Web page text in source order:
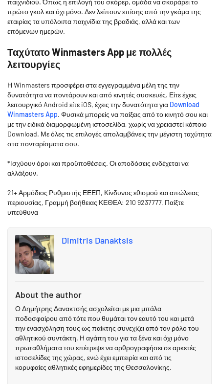
παιχνιδιού. Όπως η επιλογή του σκόρερ, ομάδα να σκοράρει το
πρώτο γκολ και όχι μόνο. Δεν λείπουν επίσης από την γκάμα της
εταιρίας τα υπόλοιπα παιχνίδια της βραδιάς, αλλά και των
επόμενων ημερών.
Ταχύτατο Winmasters App με πολλές
λειτουργίες
Η Winmasters προσφέρει στα εγγεγραμμένα μέλη της την
δυνατότητα να ποντάρουν και από κινητές συσκευές. Είτε έχεις
λειτουργικό Android είτε iOS, έχεις την δυνατότητα για Download
Winmasters App. Φυσικά μπορείς να παίξεις από το κινητό σου και
με την ειδικά διαμορφωμένη ιστοσελίδα, χωρίς να χρειαστεί κάποιο
Download. Με όλες τις επιλογές απολαμβάνεις την μέγιστη ταχύτητα
στα πονταρίσματα σου.
*Iσχύουν όροι και προϋποθέσεις. Οι αποδόσεις ενδέχεται να
αλλάξουν.
21+ Αρμόδιος Ρυθμιστής ΕΕΕΠ, Κίνδυνος εθισμού και απώλειας
περιουσίας, Γραμμή βοήθειας ΚΕΘΕΑ: 210 9237777, Παίξτε
υπεύθυνα
Dimitris Danaktsis
About the author
Ο Δημήτρης Δανακτσής ασχολείται με μια μπάλα
ποδοσφαίρου από τότε που θυμάται τον εαυτό του και μετά
την ενασχόληση τους ως παίκτης συνεχίζει από τον ρόλο του
αθλητικού συντάκτη. Η αγάπη του για τα ξένα και όχι μόνο
πρωταθλήματα του επέτρεψε να αρθρογραφήσει σε αρκετές
ιστοσελίδες της χώρας, ενώ έχει εμπειρία και από τις
κορυφαίες αθλητικές εφημερίδες της Θεσσαλονίκης.